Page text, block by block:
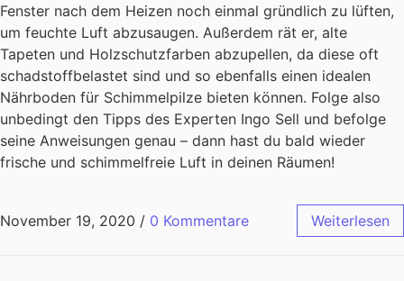
Fenster nach dem Heizen noch einmal gründlich zu lüften,
um feuchte Luft abzusaugen. Außerdem rät er, alte
Tapeten und Holzschutzfarben abzupellen, da diese oft
schadstoffbelastet sind und so ebenfalls einen idealen
Nährboden für Schimmelpilze bieten können. Folge also
unbedingt den Tipps des Experten Ingo Sell und befolge
seine Anweisungen genau – dann hast du bald wieder
frische und schimmelfreie Luft in deinen Räumen!
November 19, 2020 / 0 Kommentare Weiterlesen